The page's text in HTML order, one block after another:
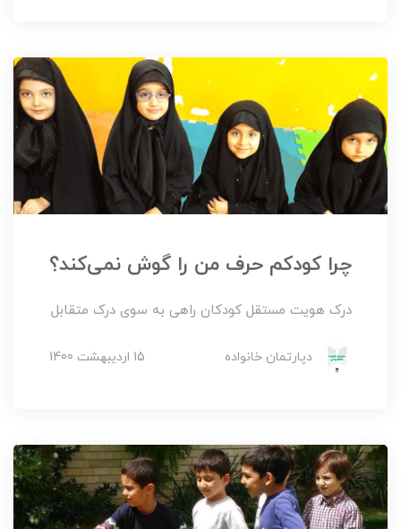
چرا کودکم حرف من را گوش نمی‌کند؟
درک هویت مستقل کودکان راهی به سوی درک متقابل
دپارتمان خانواده 15 ارديبهشت 1400